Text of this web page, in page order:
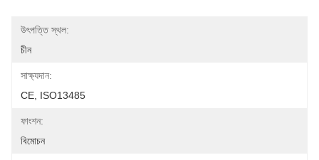
উৎপত্তি স্থল:
চীন
সাক্ষ্যদান:
CE, ISO13485
ফাংশন:
বিমোচন